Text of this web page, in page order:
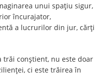
unui spațiu sigur,
încurajator,
a lucrurilor din jur, cărți
trăi conștient, nu este doar
ci este trăirea în